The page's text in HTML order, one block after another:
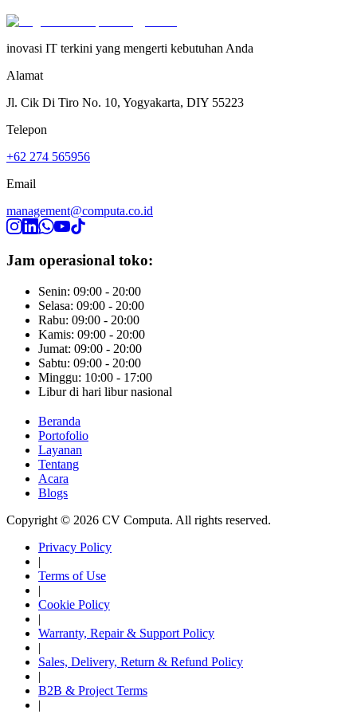
inovasi IT terkini yang mengerti kebutuhan Anda
Alamat
Jl. Cik Di Tiro No. 10, Yogyakarta, DIY 55223
Telepon
+62 274 565956
Email
management@computa.co.id
Jam operasional toko:
Senin: 09:00 - 20:00
Selasa: 09:00 - 20:00
Rabu: 09:00 - 20:00
Kamis: 09:00 - 20:00
Jumat: 09:00 - 20:00
Sabtu: 09:00 - 20:00
Minggu: 10:00 - 17:00
Libur di hari libur nasional
Beranda
Portofolio
Layanan
Tentang
Acara
Blogs
Copyright © 2026 CV Computa. All rights reserved.
Privacy Policy
|
Terms of Use
|
Cookie Policy
|
Warranty, Repair & Support Policy
|
Sales, Delivery, Return & Refund Policy
|
B2B & Project Terms
|